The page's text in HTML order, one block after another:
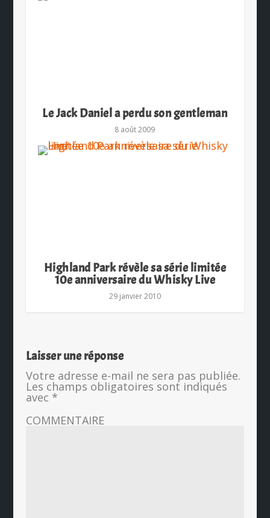
Le Jack Daniel a perdu son gentleman
8 août 2009
Highland Park révèle sa série limitée
10e anniversaire du Whisky Live
29 janvier 2010
Laisser une réponse
Votre adresse e-mail ne sera pas publiée.
Les champs obligatoires sont indiqués
avec *
COMMENTAIRE